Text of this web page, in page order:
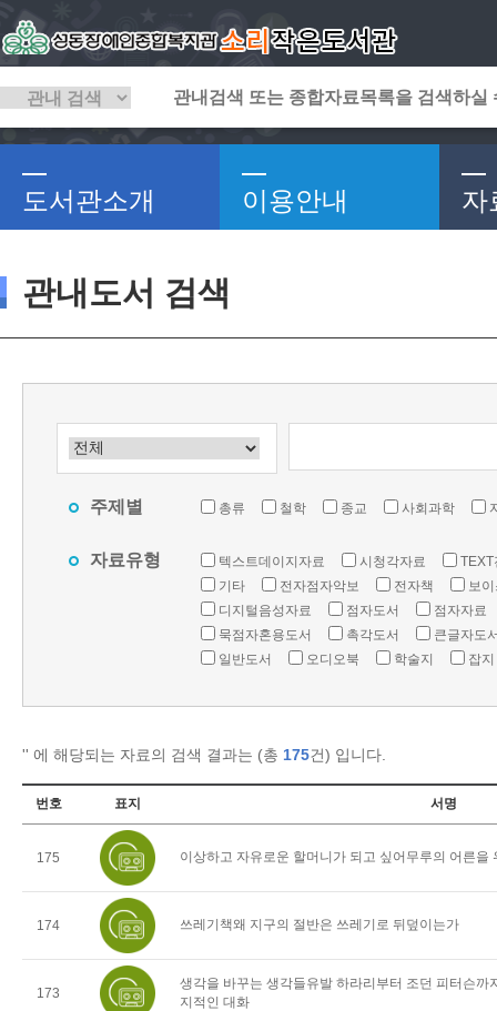
도서관소개 이용안내 자
관내도서 검색
주제별 총류 철학 종교 사회과학
자료유형 텍스트데이지자료 시청각자료
TEXT
기타
전자점자악보 전자책
보
디지털음성자료
점자도서
점자자료
묵점자혼용도서
촉각도서
큰글자도
일반도서
오디오북 학술지 잡지
'' 에 해당되는 자료의 검색 결과는 (총 175건) 입니다.
번호 표지 서명
175 이상하고 자유로운 할머니가 되고 싶어무루의 어른을
174 쓰레기책왜 지구의 절반은 쓰레기로 뒤덮이는가
173
생각을 바꾸는 생각들유발 하라리부터 조던 피터슨까
지적인 대화